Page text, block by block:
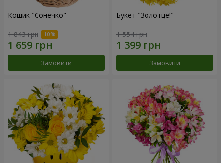
Кошик "Сонечко"
1 843 грн
Замовити
Букет "Золотце!"
1 554 грн
Замовити